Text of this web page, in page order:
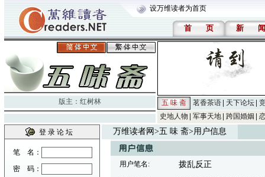
设万维读者为首页
首 页 新 闻
版主： 红树林 五 味 斋 茗香茶语 天下论坛
史地人物
军事天地 跨国婚姻
登 录 论 坛
笔 名：
密 码：
万维读者网 >五 味 斋>用户信息
用户笔名: 拨乱反正